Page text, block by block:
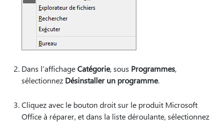
Dans l’affichageCatégorie, sous Programmes,
sélectionnez Désinstaller un programme.
Cliquez avec le bouton droit sur le produit Microsoft
Office à réparer, et dans la liste déroulante, sélectionnez